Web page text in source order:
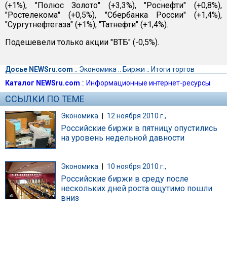
(+1%), "Полюс Золото" (+3,3%), "Роснефти" (+0,8%),
"Ростелекома" (+0,5%), "Сбербанка России" (+1,4%),
"Сургутнефтегаза" (+1%), "Татнефти" (+1,4%).
Подешевели только акции "ВТБ" (-0,5%).
Досье NEWSru.com :: Экономика :: Биржи :: Итоги торгов
Каталог NEWSru.com :: Информационные интернет-ресурсы
ССЫЛКИ ПО ТЕМЕ
Экономика | 12 ноября 2010 г.,
Российские биржи в пятницу опустились
на уровень недельной давности
Экономика 10 ноября 2010 г.,
Российские биржи в среду после
нескольких дней роста ощутимо пошли
вниз